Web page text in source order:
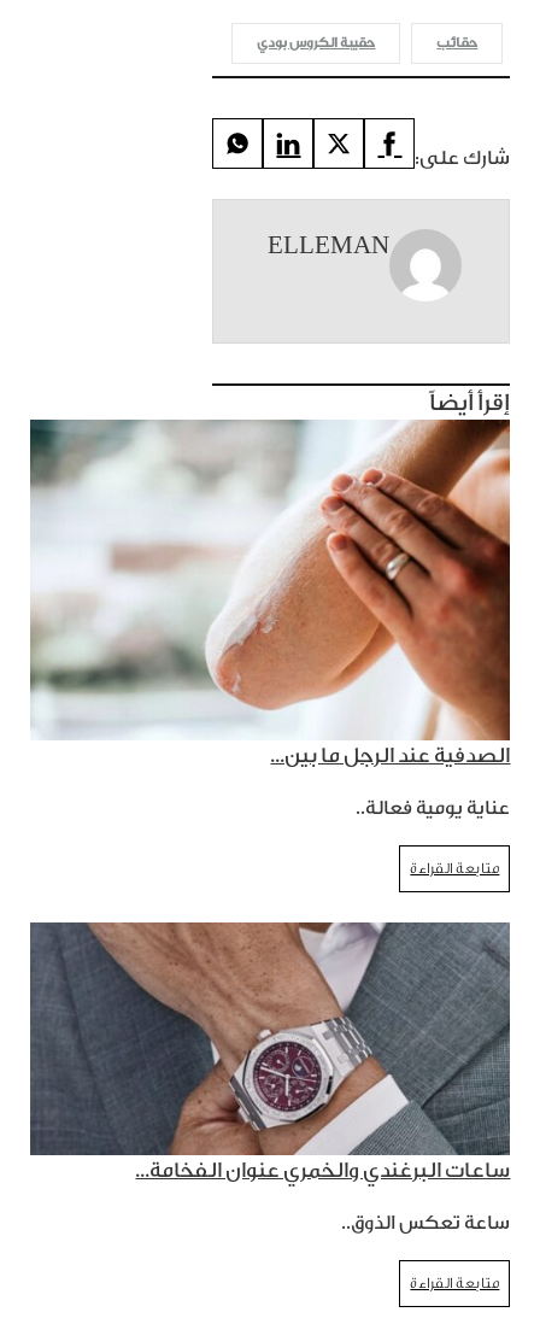
حقائب حقيبة الكروس بودي
شارك على:
ELLEMAN
إقرأ أيضاً
الصدفية عند الرجل ما بين...
عناية يومية فعالة..
متابعة القراءة
ساعات البرغندي والخمري عنوان الفخامة...
ساعة تعكس الذوق..
متابعة القراءة